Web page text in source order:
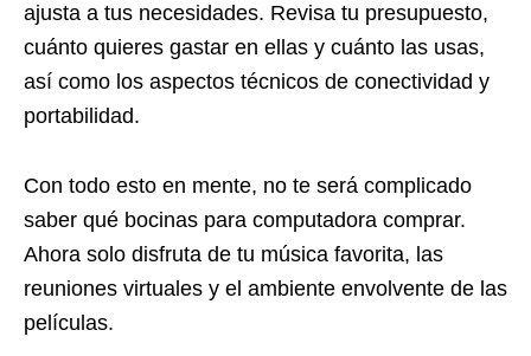
ajusta a tus necesidades. Revisa tu presupuesto,
cuánto quieres gastar en ellas y cuánto las usas,
así como los aspectos técnicos de conectividad y
portabilidad.
Con todo esto en mente, no te será complicado
saber qué bocinas para computadora comprar.
Ahora solo disfruta de tu música favorita, las
reuniones virtuales y el ambiente envolvente de las
películas.